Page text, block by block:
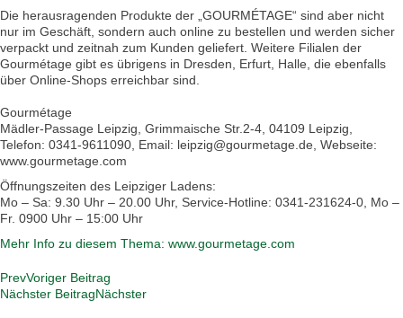
Die herausragenden Produkte der „GOURMÉTAGE“ sind aber nicht
nur im Geschäft, sondern auch online zu bestellen und werden sicher
verpackt und zeitnah zum Kunden geliefert. Weitere Filialen der
Gourmétage gibt es übrigens in Dresden, Erfurt, Halle, die ebenfalls
über Online-Shops erreichbar sind.
Gourmétage
Mädler-Passage Leipzig, Grimmaische Str.2-4, 04109 Leipzig,
Telefon: 0341-9611090, Email: leipzig@gourmetage.de, Webseite:
www.gourmetage.com
Öffnungszeiten des Leipziger Ladens:
Mo – Sa: 9.30 Uhr – 20.00 Uhr, Service-Hotline: 0341-231624-0, Mo –
Fr. 0900 Uhr – 15:00 Uhr
Mehr Info zu diesem Thema: www.gourmetage.com
PrevVoriger Beitrag
Nächster BeitragNächster